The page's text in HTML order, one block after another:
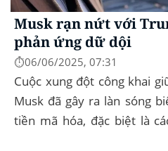
Musk rạn nứt với
phản ứng dữ dội
⏱️06/06/2025, 07:31
Cuộc xung đột công khai
Musk đã gây ra làn sóng
tiền mã hóa, đặc biệt là